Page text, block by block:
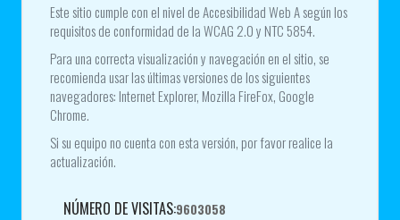
Este sitio cumple con el nivel de Accesibilidad Web A según los
requisitos de conformidad de la WCAG 2.0 y NTC 5854.
Para una correcta visualización y navegación en el sitio, se
recomienda usar las últimas versiones de los siguientes
navegadores: Internet Explorer, Mozilla FireFox, Google
Chrome.
Si su equipo no cuenta con esta versión, por favor realice la
actualización.
NÚMERO DE VISITAS:9603058